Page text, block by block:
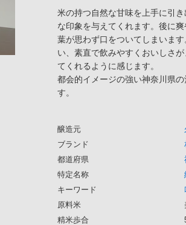
米の持つ自然な甘味を上手に引
な印象を与えてくれます。後に
葉が思わず口をついてしまいま
い、素直で飲みやすくおいしさ
てくれるように感じます。
都会的イメージの強い神奈川県
す。
醸造元
ブランド
都道府県
特定名称
キーワード
原料米
精米歩合